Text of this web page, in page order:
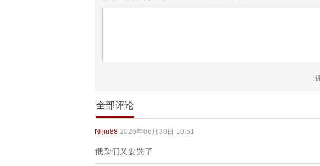
全部评论
Nijiu88 2026年06月30日 10:51
俄杂们又要哭了